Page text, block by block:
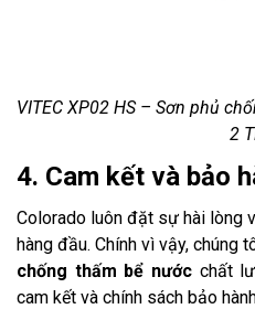
VITEC XP02 HS – Sơn phủ
2
4. Cam kết và bảo
Colorado luôn đặt sự hài lòng
hàng đầu. Chính vì vậy, chúng
chống thấm bể nướcchất
cam kết và chính sách bảo